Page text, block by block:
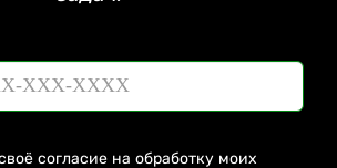
согласие на обработку моих